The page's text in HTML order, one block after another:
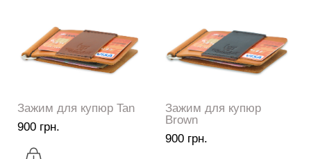
Зажим для купюр Tan
900 грн.
Зажим для купюр
Brown
900 грн.